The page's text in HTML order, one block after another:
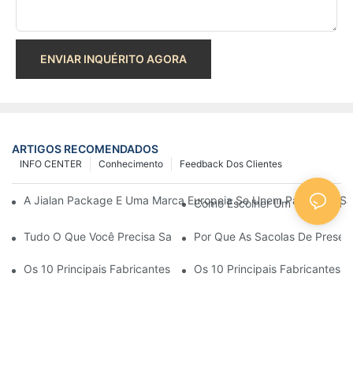
ENVIAR INQUÉRITO AGORA
ARTIGOS RECOMENDADOS
Feedback Dos Clientes
Conhecimento
INFO CENTER
A Jialan Package E Uma Marca Europeia Se Unem Para Criar
Como Escolher Um
Tudo O Que Você Precisa Saber Sobre Sacolas De Papel
Por Que As Sacolas De
Os 10 Principais Fabricantes De Sacolas Para Presentes Perto
Os 10 Principais Fabricantes